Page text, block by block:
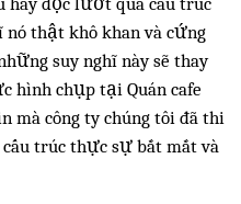
nó thật khô khan và cứng
suy nghĩ này sẽ thay
hình chụp tại Quán cafe
mà công ty chúng tôi đã thi
trúc thực sự bắt mắt và